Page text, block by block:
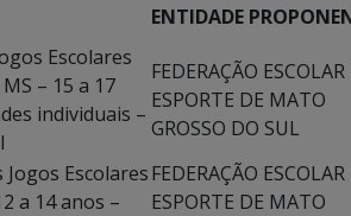
ENTIDADE
Escolares
– 15 a 17
individuais –
FEDERAÇÃO ESCOLAR
ESPORTE DE MATO
GROSSO DO SUL
Escolares
a 14 anos –
FEDERAÇÃO ESCOLAR
ESPORTE DE MATO